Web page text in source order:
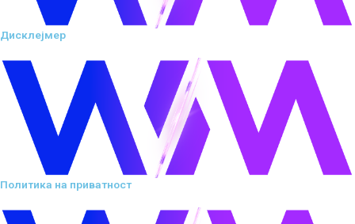
Дисклејмер
Политика на приватност